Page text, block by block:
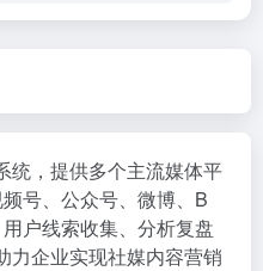
统，提供多个主流媒体平
号、公众号、微博、B
户线索收集、分析复盘
力企业实现社媒内容营销